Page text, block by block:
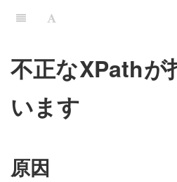
不正なXPathが
います
原因